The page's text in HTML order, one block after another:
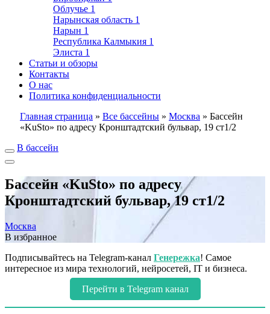
Облучье 1
Нарынская область 1
Нарын 1
Республика Калмыкия 1
Элиста 1
Статьи и обзоры
Контакты
О нас
Политика конфиденциальности
Главная страница » Все бассейны » Москва » Бассейн
«KuSto» по адресу Кронштадтский бульвар, 19 ст1/2
В бассейн
Бассейн «KuSto» по адресу
Кронштадтский бульвар, 19 ст1/2
Москва
В избранное
Подписывайтесь на Telegram-канал Генережка! Самое
интересное из мира технологий, нейросетей, IT и бизнеса.
Перейти в Telegram канал